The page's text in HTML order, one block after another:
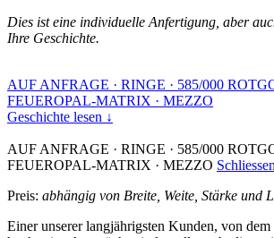
Dies ist eine individuelle Anfertigung, aber
Ihre Geschichte.
AUF ANFRAGE · RINGE · 585/000
FEUEROPAL-MATRIX · MEZZO
Geschichte lesen ↓
AUF ANFRAGE · RINGE · 585/000
FEUEROPAL-MATRIX · MEZZO
Preis: abhängig von Breite, Weite, Stärke und
Einer unserer langjährigsten Kunden, von